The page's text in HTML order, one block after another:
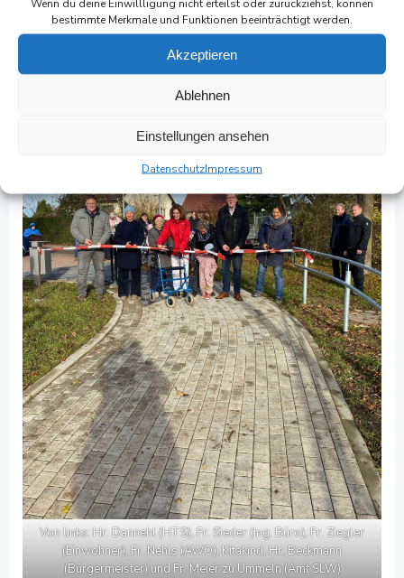
Wenn du deine Einwillligung nicht erteilst oder zurückziehst, können
bestimmte Merkmale und Funktionen beeinträchtigt werden.
Akzeptieren
Ablehnen
Einstellungen ansehen
DatenschutzImpressum
Überschallknall eines Düsenfliegers) übergeben.
Von links: Hr. Dannehl (HTS), Fr. Sieder (Ing. Büro), Fr. Ziegler
(Einwohner), Fr. Nehls (AWO), Kitakind, Hr. Beckmann
(Bürgermeister) und Fr. Meier zu Ummeln (Amt SLW)